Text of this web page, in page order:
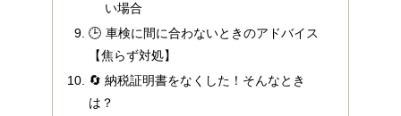
い場合
🕒 車検に間に合わないときのアドバイス
【焦らず対処】
🔄 納税証明書をなくした！そんなとき
は？